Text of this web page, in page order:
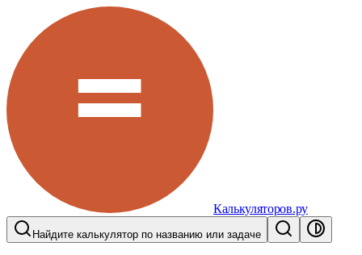
Калькуляторов.ру
Найдите калькулятор по названию или задаче